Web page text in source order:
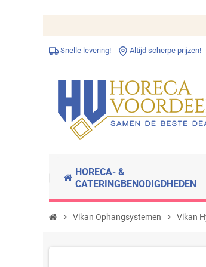
Snelle levering! Altijd scherpe prijzen!
HORECA- &
CATERINGBENODIGDHEDEN
chevron_right Vikan Ophangsystemen chevron_right Vikan